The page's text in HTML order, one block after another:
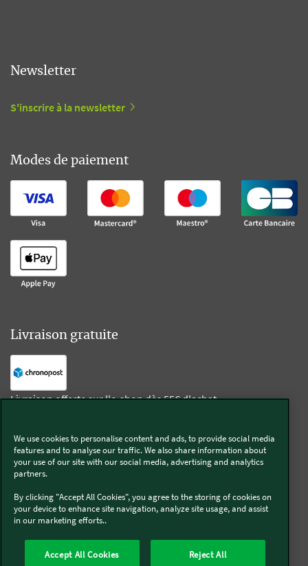
Newsletter
S'inscrire à la newsletter
Modes de paiement
Livraison gratuite
Livraison offerte sur l'e-shop dès 55€ d'achat.
Suivez-nous
Kobold
Thermomix®
We use cookies to personalise content and ads, to provide social media
features and to analyse our traffic. We also share information about
your use of our site with our social media, advertising and analytics
partners.
By clicking "Accept All Cookies", you agree to the storing of cookies on
your device to enhance site navigation, analyze site usage, and assist
in our marketing efforts..
Accept All Cookies Reject All